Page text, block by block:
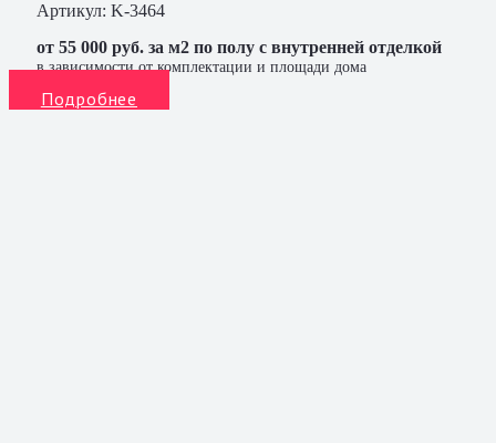
Артикул: K-3464
от 55 000 руб. за м2 по полу с внутренней отделкой
в зависимости от комплектации и площади дома
Подробнее